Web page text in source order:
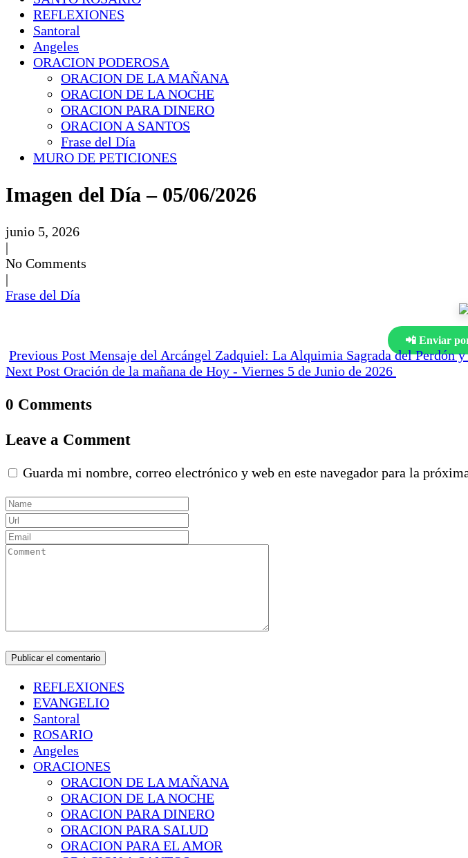
REFLEXIONES
Santoral
Angeles
ORACION PODEROSA
ORACION DE LA MAÑANA
ORACION DE LA NOCHE
ORACION PARA DINERO
ORACION A SANTOS
Frase del Día
MURO DE PETICIONES
Imagen del Día – 05/06/2026
junio 5, 2026
|
No Comments
|
Frase del Día
📲 Enviar
Previous Post Mensaje del Arcángel Zadquiel: La Alquimia Sagrada del Perdón
Next Post Oración de la mañana de Hoy - Viernes 5 de Junio de 2026
0 Comments
Leave a Comment
Guarda mi nombre, correo electrónico y web en este navegador para la
REFLEXIONES
EVANGELIO
Santoral
ROSARIO
Angeles
ORACIONES
ORACION DE LA MAÑANA
ORACION DE LA NOCHE
ORACION PARA DINERO
ORACION PARA SALUD
ORACION PARA EL AMOR